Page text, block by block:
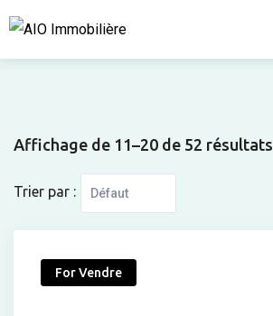
Skip
Affichage de 11–20 de 52 résultats
Trier par :
For Vendre